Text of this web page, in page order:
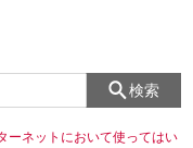
検索
ーネットにおいて使ってはい